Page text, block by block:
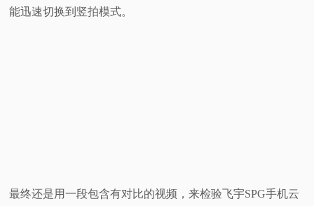
能迅速切换到竖拍模式。
最终还是用一段包含有对比的视频，来检验飞宇SPG手机云